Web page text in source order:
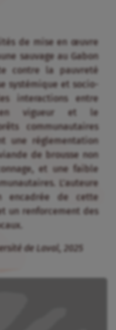
de mise en œuvre
sauvage au Gabon
contre la pauvreté
systémique et socio-
interactions entre
vigueur et le
communautaires
une réglementation
de brousse non
et une faible
L’auteure
encadrée de cette
un renforcement des
de Laval, 2025